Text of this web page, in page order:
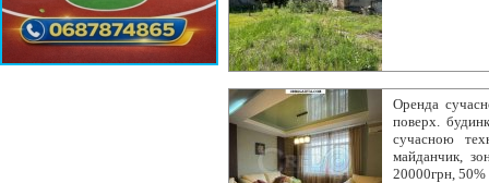
Оренда
поверх.
сучасною
майданчик,
20000грн, 50%